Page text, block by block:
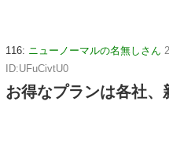
116: ニューノーマルの名無しさん
ID:UFuCivtU0
お得なプランは各社